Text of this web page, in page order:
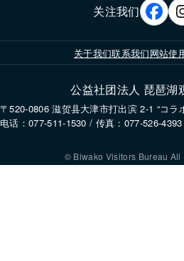
关注我们
关于我们联系我们网站使
公益社团法人 琵琶湖
〒520-0806 滋贺县大津市打出滨 2-1 “コラ
电话：077-511-1530 / 传真：077-526-4393
© Biwako Visitors Bureau All